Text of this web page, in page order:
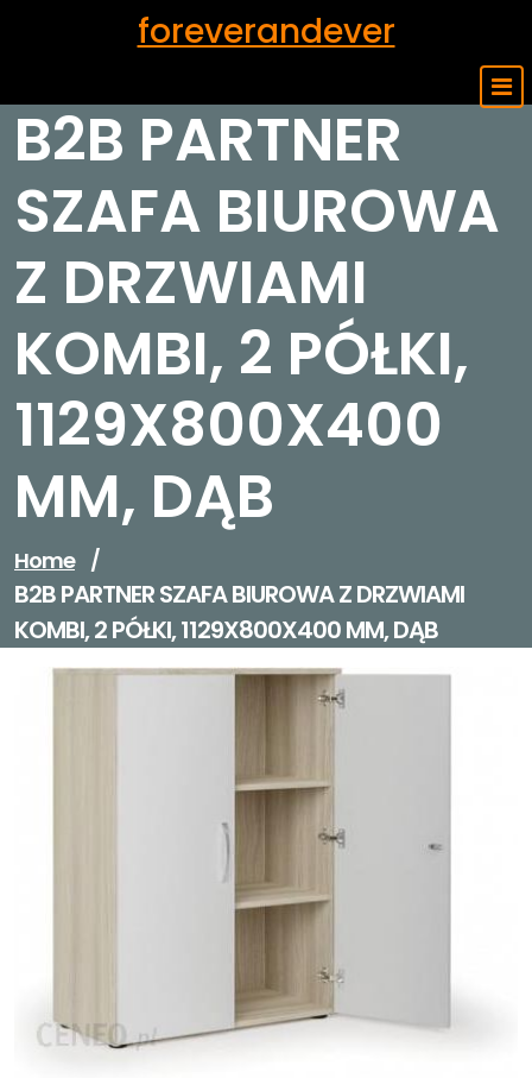
foreverandever
B2B PARTNER
SZAFA BIUROWA
Z DRZWIAMI
KOMBI, 2 PÓŁKI,
1129X800X400
MM, DĄB
Home /
B2B PARTNER SZAFA BIUROWA Z DRZWIAMI
KOMBI, 2 PÓŁKI, 1129X800X400 MM, DĄB